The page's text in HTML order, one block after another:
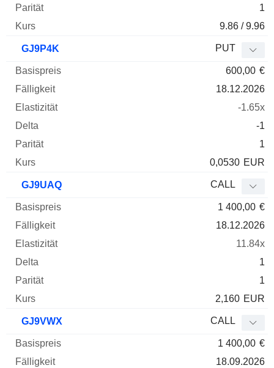
1
9.86 / 9.96
GJ9P4K PUT
600,00 €
18.12.2026
-1.65x
-1
1
0,0530 EUR
GJ9UAQ CALL
1 400,00 €
18.12.2026
11.84x
1
1
2,160 EUR
GJ9VWX CALL
1 400,00 €
18.09.2026